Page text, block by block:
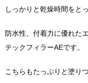
しっかりと乾燥時間をと
防水性、付着力に優れた
テックフィラーAEです。
こちらもたっぷりと塗り